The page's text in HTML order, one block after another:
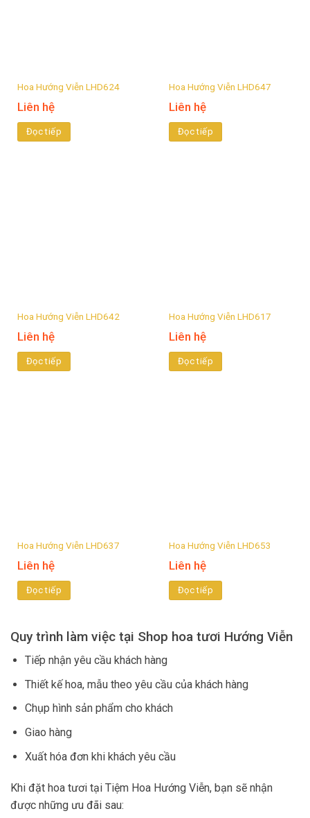
Hoa Hướng Viễn LHD624
Liên hệ
Đọc tiếp
Hoa Hướng Viễn LHD647
Liên hệ
Đọc tiếp
Hoa Hướng Viễn LHD642
Liên hệ
Đọc tiếp
Hoa Hướng Viễn LHD617
Liên hệ
Đọc tiếp
Hoa Hướng Viễn LHD637
Liên hệ
Đọc tiếp
Hoa Hướng Viễn LHD653
Liên hệ
Đọc tiếp
Quy trình làm việc tại Shop hoa tươi Hướng Viễn
Tiếp nhận yêu cầu khách hàng
Thiết kế hoa, mẫu theo yêu cầu của khách hàng
Chụp hình sản phẩm cho khách
Giao hàng
Xuất hóa đơn khi khách yêu cầu
Khi đặt hoa tươi tại Tiệm Hoa Hướng Viễn, bạn sẽ nhận
được những ưu đãi sau: